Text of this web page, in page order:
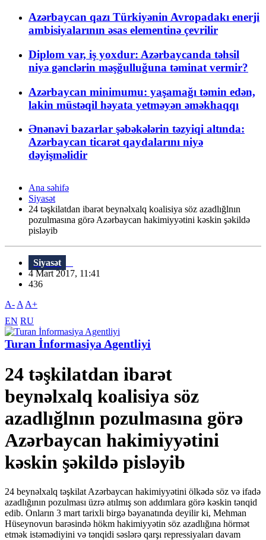
Azərbaycan qazı Türkiyənin Avropadakı enerji
ambisiyalarının əsas elementinə çevrilir
Diplom var, iş yoxdur: Azərbaycanda təhsil
niyə gənclərin məşğulluğuna təminat vermir?
Azərbaycan minimumu: yaşamağı təmin edən,
lakin müstəqil həyata yetməyən əməkhaqqı
Ənənəvi bazarlar şəbəkələrin təzyiqi altında:
Azərbaycan ticarət qaydalarını niyə
dəyişməlidir
Ana səhifə
Siyasət
24 təşkilatdan ibarət beynəlxalq koalisiya söz azadlığlnın
pozulmasına görə Azərbaycan hakimiyyətini kəskin şəkildə
pisləyib
Siyasət
4 Mart 2017, 11:41
436
A- A A+
EN RU
Turan İnformasiya Agentliyi
24 təşkilatdan ibarət
beynəlxalq koalisiya söz
azadlığlnın pozulmasına görə
Azərbaycan hakimiyyətini
kəskin şəkildə pisləyib
24 beynəlxalq təşkilat Azərbaycan hakimiyyətini ölkədə söz və ifadə
azadlığının pozulması üzrə atılmış son addımlara görə kəskin tənqid
edib. Onların 3 mart tarixli birgə bəyanatında deyilir ki, Mehman
Hüseynovun barəsində hökm hakimiyyətin söz azadlığına hörmət
etmək istəmədiyini və tənqidi səslərə qarşı repressiyaları davam